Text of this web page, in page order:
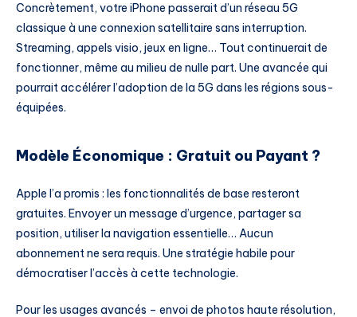
Concrètement, votre iPhone passerait d’un réseau 5G
classique à une connexion satellitaire sans interruption.
Streaming, appels visio, jeux en ligne… Tout continuerait de
fonctionner, même au milieu de nulle part. Une avancée qui
pourrait accélérer l’adoption de la 5G dans les régions sous-
équipées.
Modèle Économique : Gratuit ou Payant ?
Apple l’a promis : les fonctionnalités de base resteront
gratuites. Envoyer un message d’urgence, partager sa
position, utiliser la navigation essentielle… Aucun
abonnement ne sera requis. Une stratégie habile pour
démocratiser l’accès à cette technologie.
Pour les usages avancés – envoi de photos haute résolution,